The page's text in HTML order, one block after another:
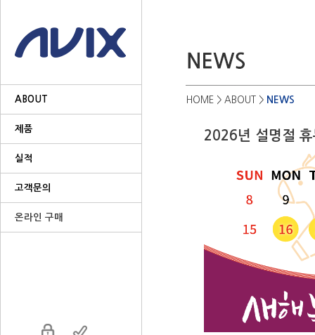
ABOUT
제품
실적
고객문의
온라인 구매
HOME > ABOUT > NEWS
2026년 설명절 휴